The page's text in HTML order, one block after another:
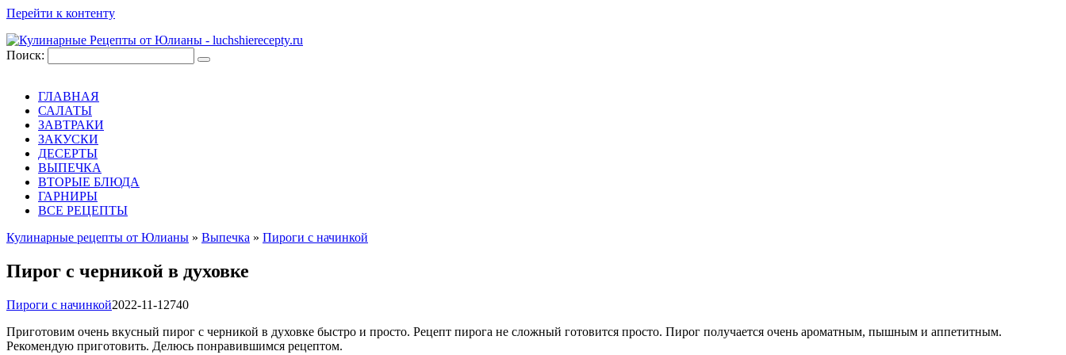
Перейти к контенту
Поиск:
ГЛАВНАЯ
САЛАТЫ
ЗАВТРАКИ
ЗАКУСКИ
ДЕСЕРТЫ
ВЫПЕЧКА
ВТОРЫЕ БЛЮДА
ГАРНИРЫ
ВСЕ РЕЦЕПТЫ
Кулинарные рецепты от Юлианы » Выпечка » Пироги с начинкой
Пирог с черникой в духовке
Пироги с начинкой2022-11-12740
Приготовим очень вкусный пирог с черникой в духовке быстро и просто. Рецепт пирога не сложный готовится просто. Пирог получается очень ароматным, пышным и аппетитным.
Рекомендую приготовить. Делюсь понравившимся рецептом.